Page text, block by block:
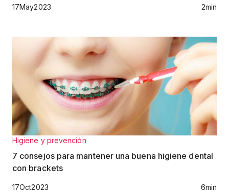
17May2023 2min
Higiene y prevención
7 consejos para mantener una buena higiene dental
con brackets
17Oct2023 6min